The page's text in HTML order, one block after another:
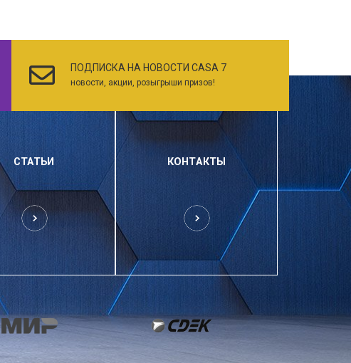
ПОДПИСКА НА НОВОСТИ CASA 7
новости, акции, розыгрыши призов!
СТАТЬИ КОНТАКТЫ